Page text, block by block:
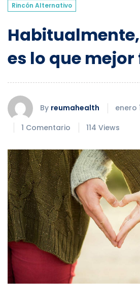
Rincón Alternativo
es lo que
By reumahealth
enero
1 Comentario
114 Views